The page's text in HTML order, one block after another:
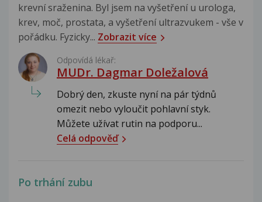
krevní sraženina. Byl jsem na vyšetření u urologa,
krev, moč, prostata, a vyšetření ultrazvukem - vše v
pořádku. Fyzicky... Zobrazit více
Odpovídá lékař:
MUDr. Dagmar Doležalová
Dobrý den, zkuste nyní na pár týdnů
omezit nebo vyloučit pohlavní styk.
Můžete užívat rutin na podporu...
Celá odpověď
Po trhání zubu